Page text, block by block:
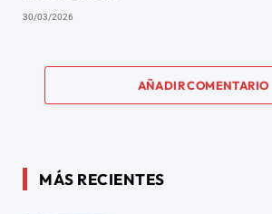
30/03/2026
AÑADIR COMENTARIO
MÁS RECIENTES